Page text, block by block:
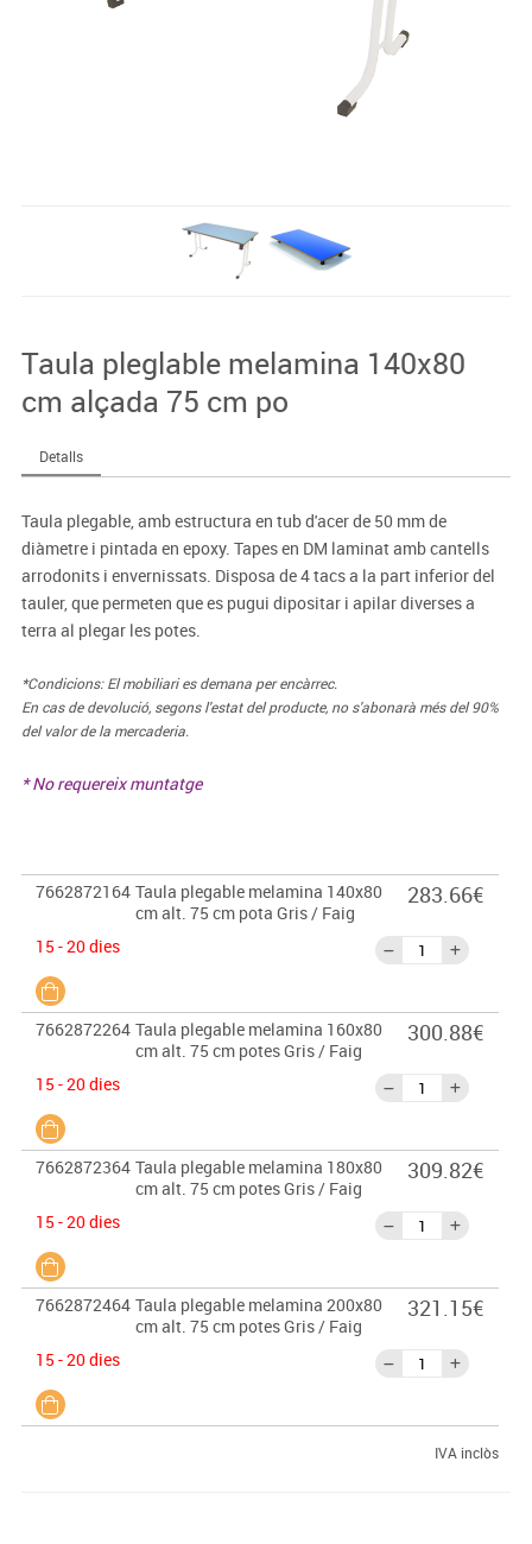
Taula pleglable melamina 140x80
cm alçada 75 cm po
Detalls
Taula plegable, amb estructura en tub d'acer de 50 mm de
diàmetre i pintada en epoxy. Tapes en DM laminat amb cantells
arrodonits i envernissats. Disposa de 4 tacs a la part inferior del
tauler, que permeten que es pugui dipositar i apilar diverses a
terra al plegar les potes.
*Condicions: El mobiliari es demana per encàrrec.
En cas de devolució, segons l'estat del producte, no s'abonarà més del 90%
del valor de la mercaderia.
* No requereix muntatge
7662872164 Taula plegable melamina 140x80
cm alt. 75 cm pota Gris / Faig
15 - 20 dies
283.66€
7662872264 Taula plegable melamina 160x80
cm alt. 75 cm potes Gris / Faig
15 - 20 dies
300.88€
7662872364 Taula plegable melamina 180x80
cm alt. 75 cm potes Gris / Faig
15 - 20 dies
309.82€
7662872464 Taula plegable melamina 200x80
cm alt. 75 cm potes Gris / Faig
15 - 20 dies
321.15€
IVA inclòs